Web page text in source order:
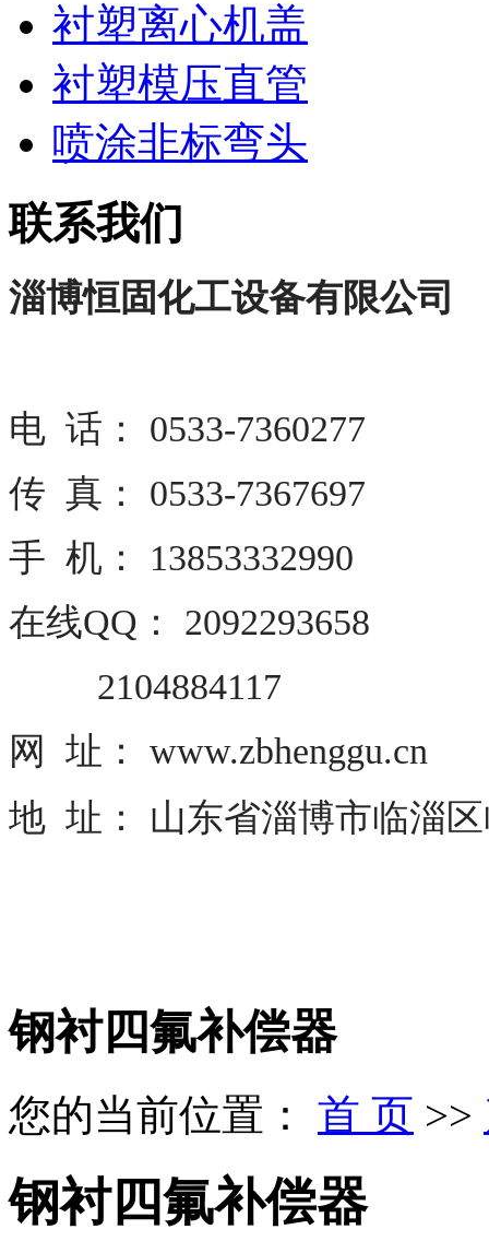
衬塑离心机盖
衬塑模压直管
喷涂非标弯头
联系我们
淄博恒固化工设备有限公司
电 话： 0533-7360277
传 真： 0533-7367697
手 机： 13853332990
在线QQ： 2092293658
2104884117
网 址： www.zbhenggu.cn
地 址： 山东省淄博市临淄
钢衬四氟补偿器
您的当前位置： 首 页 >>
钢衬四氟补偿器